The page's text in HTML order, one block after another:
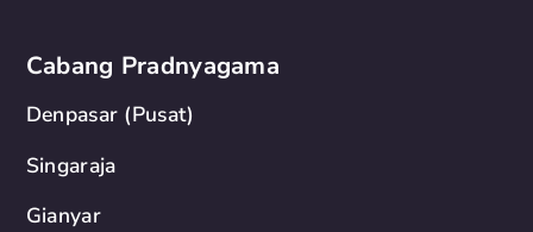
Cabang Pradnyagama
Denpasar (Pusat)
Singaraja
Gianyar